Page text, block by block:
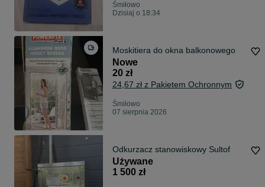
Śmiłowo
Dzisiaj o 18:34
Moskitiera do okna balkonowego
Nowe
20 zł
24,67 zł z Pakietem Ochronnym
Śmiłowo
07 sierpnia 2026
Odkurzacz stanowiskowy Sultof
Używane
1 500 zł